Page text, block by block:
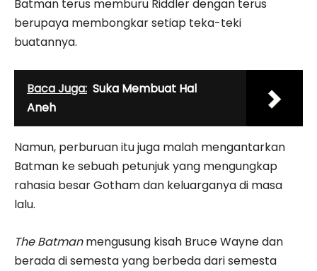
Batman terus memburu Riddler dengan terus
berupaya membongkar setiap teka-teki
buatannya.
Baca Juga: Suka Membuat Hal
Aneh
Namun, perburuan itu juga malah mengantarkan
Batman ke sebuah petunjuk yang mengungkap
rahasia besar Gotham dan keluarganya di masa
lalu.
The Batmanmengusung kisah Bruce Wayne dan
berada di semesta yang berbeda dari semesta